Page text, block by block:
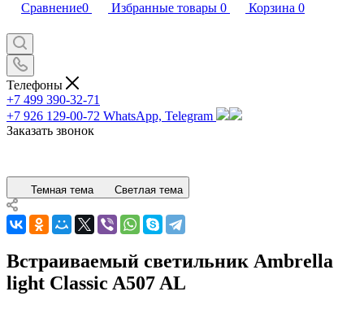
Сравнение0 Избранные товары 0 Корзина 0
Телефоны
+7 499 390-32-71
+7 926 129-00-72 WhatsApp, Telegram
Заказать звонок
Темная тема Светлая тема
Встраиваемый светильник Ambrella
light Classic A507 AL